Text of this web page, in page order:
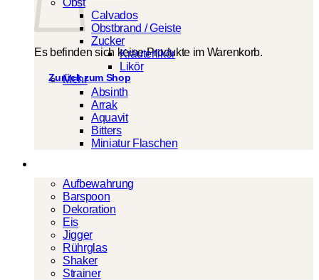
Es befinden sich keine Produkte im Warenkorb.
Zurück zum Shop
Obst
Calvados
Obstbrand / Geiste
Zucker
Kräuterlikör
Likör
Mehr
Absinth
Arrak
Aquavit
Bitters
Miniatur Flaschen
Aufbewahrung
Barspoon
Dekoration
Eis
Jigger
Rührglas
Shaker
Strainer